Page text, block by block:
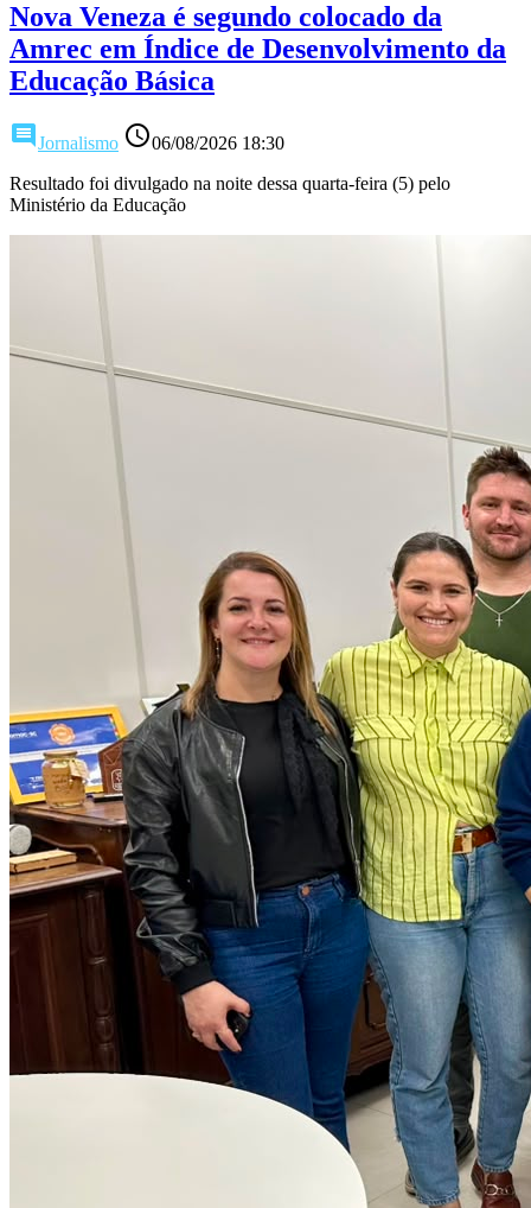
Nova Veneza é segundo colocado da
Amrec em Índice de Desenvolvimento da
Educação Básica
comment Jornalismo access_time06/08/2026 18:30
Resultado foi divulgado na noite dessa quarta-feira (5) pelo
Ministério da Educação